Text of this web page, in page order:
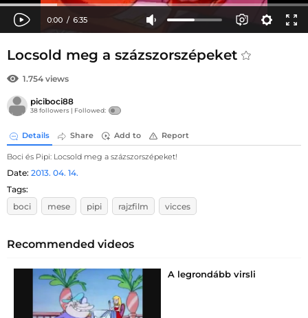
Locsold meg a százszorszépeket
1.754 views
piciboci88
38 followers | Followed:
Details Share Add to Report
Boci és Pipi: Locsold meg a százszorszépeket!
Date: 2013. 04. 14.
Tags:
boci
mese pipi rajzfilm vicces
Recommended videos
A legrondább virsli